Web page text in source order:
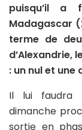
puisqu’il a
Madagascar
terme de
d’Alexandrie,
: un nul et une
Il lui faudra
dimanche
sortie en